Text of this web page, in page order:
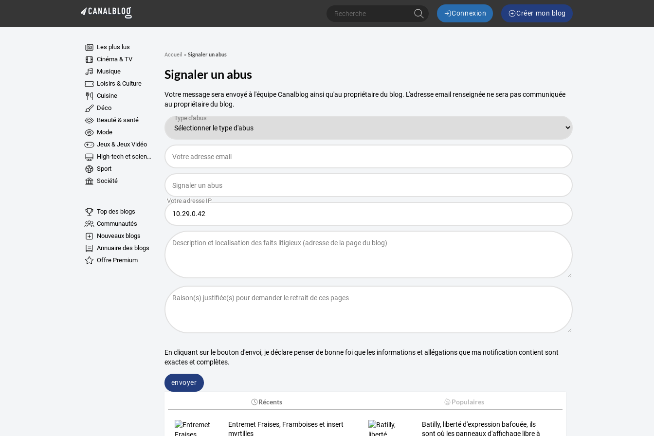
Connexion Créer mon blog
Les plus lus
Cinéma & TV
Musique
Loisirs & Culture
Cuisine
Déco
Beauté & santé
Mode
Jeux & Jeux Vidéo
High-tech et sciences
Sport
Société
Top des blogs
Communautés
Nouveaux blogs
Annuaire des blogs
Offre Premium
Accueil » Signaler un abus
Signaler un abus
Votre message sera envoyé à l'équipe Canalblog ainsi qu'au propriétaire du blog. L'adresse email renseignée ne sera pas communiquée
au propriétaire du blog.
En cliquant sur le bouton d'envoi, je déclare penser de bonne foi que les informations et allégations que ma notification contient sont
exactes et complètes.
envoyer
Récents Populaires
Entremet Fraises, Framboises et insert
myrtilles
Batilly, liberté d'expression bafouée, ils
sont où les panneaux d'affichage libre à